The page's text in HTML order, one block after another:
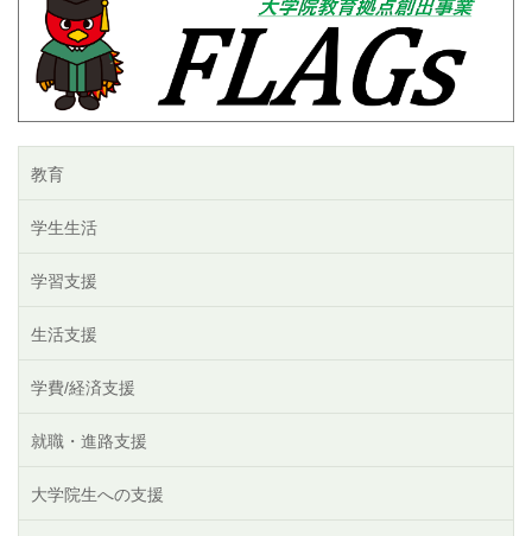
教育
学生生活
学習支援
生活支援
学費/経済支援
就職・進路支援
大学院生への支援